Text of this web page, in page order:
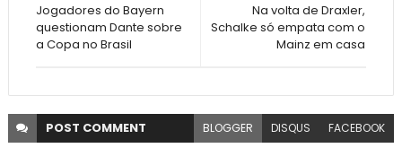
Na volta de Draxler,
Schalke só empata com o
Mainz em casa
Jogadores do Bayern
questionam Dante sobre
a Copa no Brasil
POST COMMENT BLOGGER DISQUS FACEBOOK